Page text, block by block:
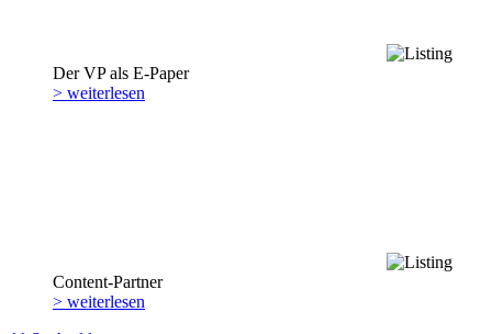
Der VP als E-Paper
> weiterlesen
Content-Partner
> weiterlesen